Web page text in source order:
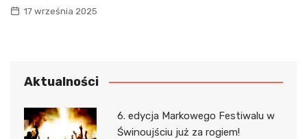
17 września 2025
Aktualności
6. edycja Markowego Festiwalu w
Świnoujściu już za rogiem!